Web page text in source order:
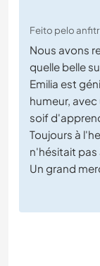
Feito pelo
Nous avons
quelle belle
Emilia est
humeur,
soif
Toujours à
n'hésitait pas
Un grand